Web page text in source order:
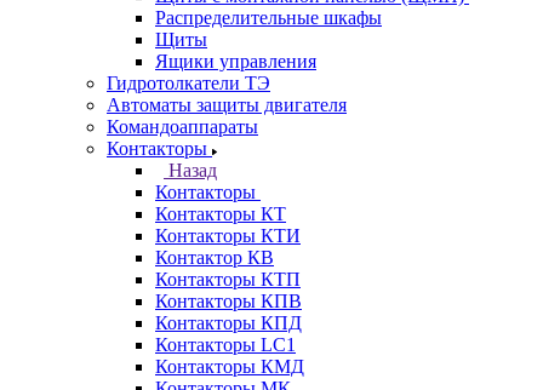
Распределительные шкафы
Щиты
Ящики управления
Гидротолкатели ТЭ
Автоматы защиты двигателя
Командоаппараты
Контакторы
Назад
Контакторы
Контакторы КТ
Контакторы КТИ
Контактор КВ
Контакторы КТП
Контакторы КПВ
Контакторы КПД
Контакторы LC1
Контакторы КМД